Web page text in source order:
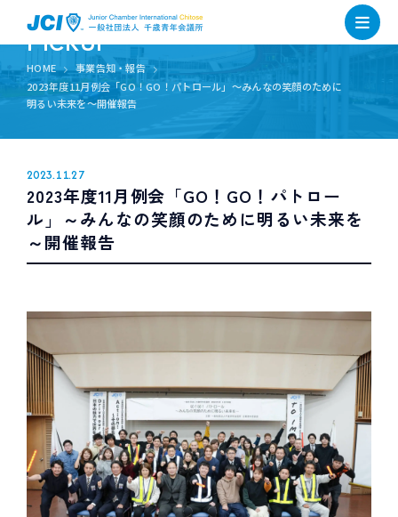
PICKUP
HOME
事業告知・報告
2023年度11月例会「GO！GO！パトロール」～みんなの笑顔のために
明るい未来を～開催報告
2023.11.27
2023年度11月例会「GO！GO！パトロー
ル」～みんなの笑顔のために明るい未来を
～開催報告